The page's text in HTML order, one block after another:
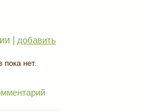
| добавить
пока нет.